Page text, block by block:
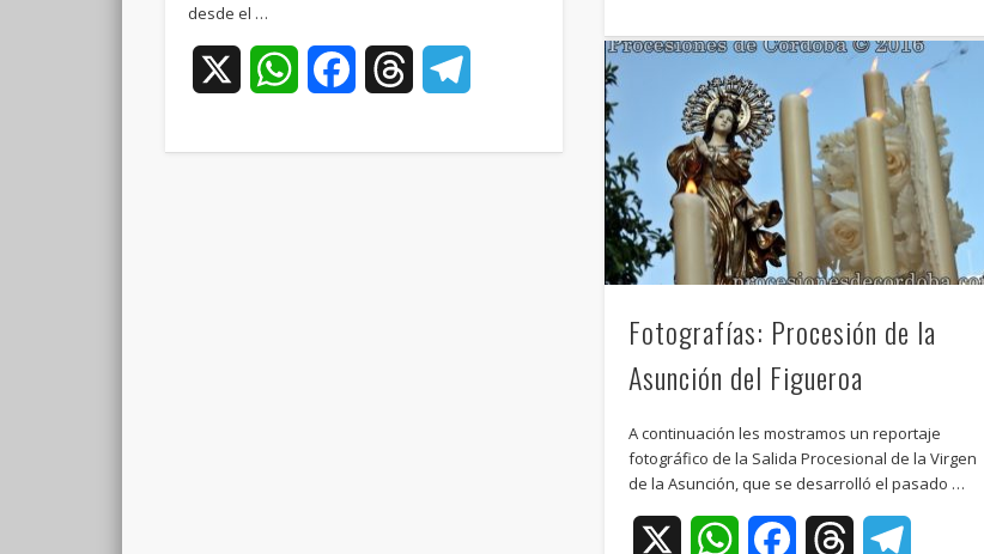
desde el …
WhatsAppFacebookThreads
Fotografías: Procesión de la
Asunción del Figueroa
A continuación les mostramos un reportaje
fotográfico de la Salida Procesional de la Virgen
de la Asunción, que se desarrolló el pasado …
WhatsAppFacebookThreads